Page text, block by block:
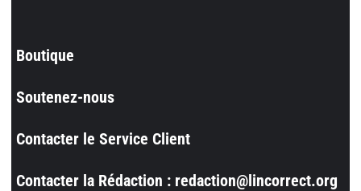
Boutique
Soutenez-nous
Contacter le Service Client
Contacter la Rédaction : redaction@lincorrect.org